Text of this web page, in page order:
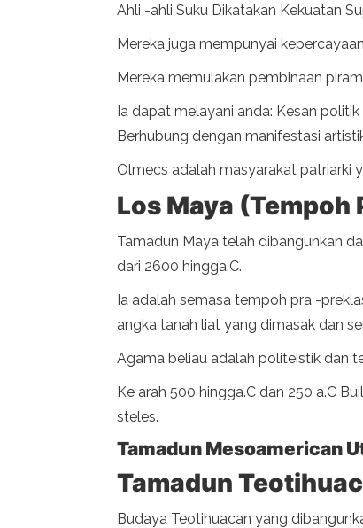
Ahli -ahli Suku Dikatakan Kekuatan
Mereka juga mempunyai
Mereka memulakan pembinaan
Ia dapat melayani anda: Kesan
Berhubung dengan manifestasi
Olmecs adalah masyarakat patriarki
Los Maya (Tempoh
Tamadun Maya telah dibangunkan
dari 2600 hingga.C.
Ia adalah semasa tempoh pra -
angka tanah liat yang dimasak dan
Agama beliau adalah politeistik dan
Ke arah 500 hingga.C dan 250 a.C
steles.
Tamadun Mesoamerican
Tamadun
Budaya Teotihuacan yang